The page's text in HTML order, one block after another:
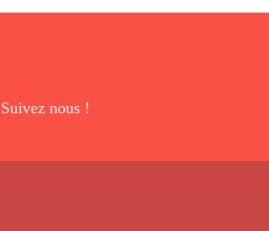
Suivez nous !